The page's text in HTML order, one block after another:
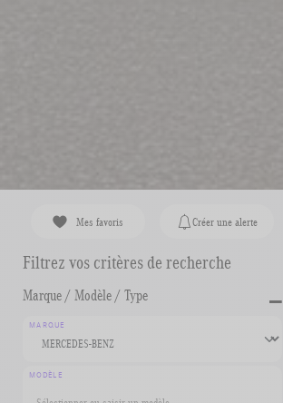
Mes favoris Créer une alerte
Filtrez vos critères de recherche
Marque / Modèle / Type -
MARQUE
MODÈLE